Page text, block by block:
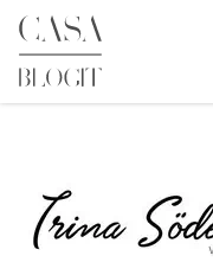
Skip
content